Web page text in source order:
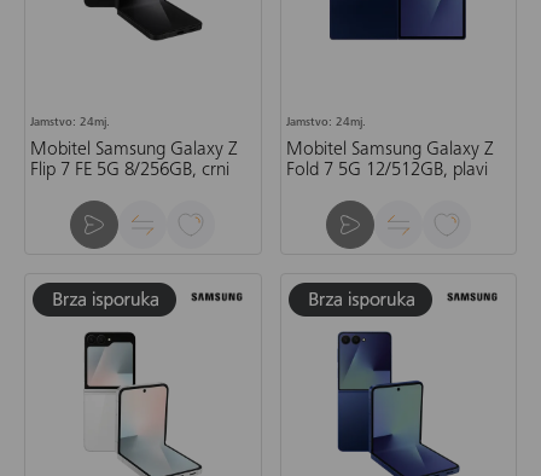
Jamstvo: 24mj.
Mobitel Samsung Galaxy Z
Flip 7 FE 5G 8/256GB, crni
Jamstvo: 24mj.
Mobitel Samsung Galaxy Z
Fold 7 5G 12/512GB, plavi